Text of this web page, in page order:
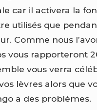
car il activera la
utilisés que
Comme nous
vous rapporteront
vous verra
lèvres alors que
a des problèmes.